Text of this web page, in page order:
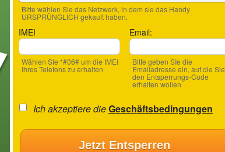
Bitte wählen Sie das Netzwerk, in dem sie das Handy
URSPRÜNGLICH gekauft haben.
IMEI
Wählen SIe *#06# um die IMEI
Ihres Telefons zu erhalten
Email:
Bitte geben SIe die
Emailadresse ein, auf die Sie
den Entsperrungs-Code
erhalten wollen
Ich akzeptiere dieGeschäftsbedingungen
Jetzt Entsperren